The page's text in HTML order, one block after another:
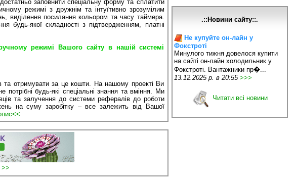
заповнити спеціальну форму та сплатити
режимі з дружнім та інтуїтивно зрозумілим
виділення посилання кольором та часу таймера.
будь-якої складності з підтвердженням, платні
режимі Вашого сайту в нашій системі
та отримувати за це кошти. На нашому проекті Ви
будь-які спеціальні знання та вміння. Ми
та залучення до системи рефералів до роботи
на суму заробітку – все залежить від Вашої
>>
.::Новини сайту::.
Не купуйте он-лайн у
Фокстроті
Минулого тижня довелося купити
на сайті он-лайн холодильник у
Фокстроті. Вантажники пр�...
13.12.2025 р. в 20:55 >>>
Читати всі новини